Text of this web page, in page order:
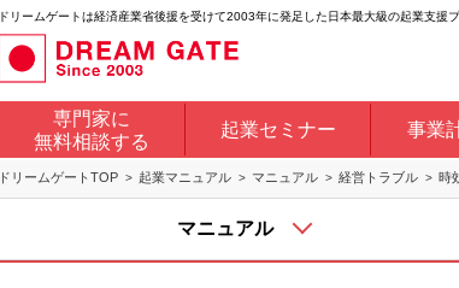
ドリームゲートは経済産業省後援を受けて2003年に発足した日本最大級の起業支援
専門家に
無料相談する
起業セミナー 事業
ドリームゲートTOP 起業マニュアル マニュアル 経営トラブル 時
マニュアル